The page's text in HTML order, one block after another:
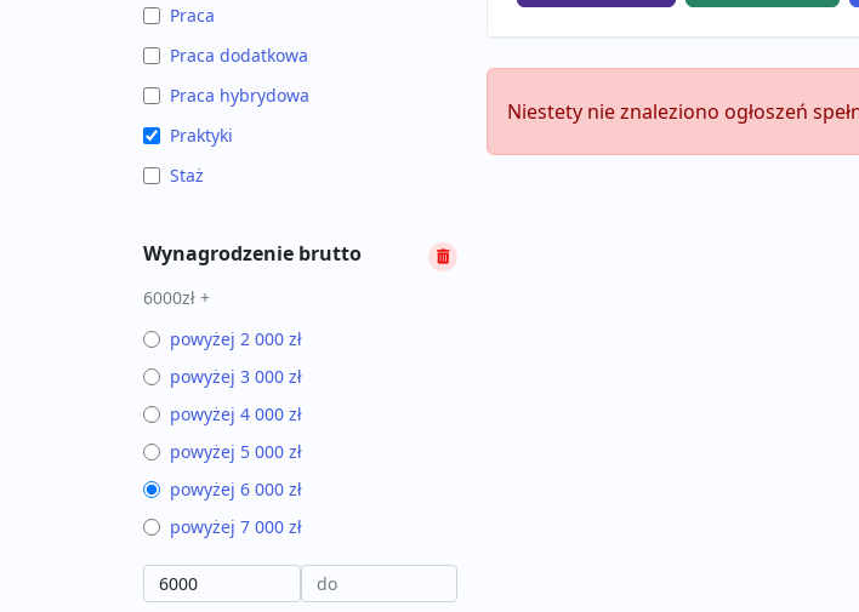
Praca
Praca dodatkowa
Praca hybrydowa
Praktyki
Staż
Wynagrodzenie brutto
6000zł +
powyżej 2 000 zł
powyżej 3 000 zł
powyżej 4 000 zł
powyżej 5 000 zł
powyżej 6 000 zł
powyżej 7 000 zł
Niestety nie znaleziono ogłoszeń